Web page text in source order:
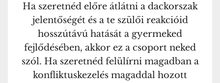
Ha szeretnéd előre átlátni a dackorszak
jelentőségét és a te szülői reakcióid
hosszútávú hatását a gyermeked
fejlődésében, akkor ez a csoport neked
szól. Ha szeretnéd felülírni magadban a
konfliktuskezelés magaddal hozott